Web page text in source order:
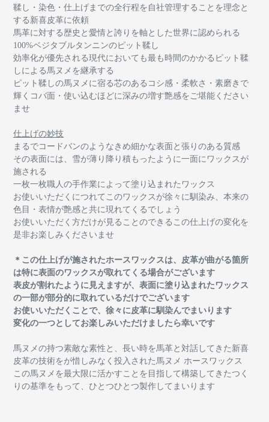
鞣し・染色・仕上げまでの全行程を自社管理することを理念と
する新喜皮革に依頼
馬革に対する歴史と愛情と誇りを軸とした世界に認められる
100%ベジタブルタンニンのピット鞣し
効率化が優先される現代においても最も時間のかかるピット鞣
しによる馬ヌメを継承する
ピット鞣しの馬ヌメに宿る芯のあるコシ感・柔軟さ・素磨きで
輝くコバ面・使い込むほどに深みの増す艶感をご堪能ください
ませ
仕上げの妙技
まるでコードバンのようなきめ細かな表面と張りのある質感
その表面には、雪が薄り降り積もったように一面にワックスが
施される
一枚一枚職人の手作業によって塗り込まれたワックス
お使いいただくにつれてこのワックスが徐々に馴染み、本来の
色目・表情が艶感と共に現れてくるでしょう
お使いいただく方だけが見ることのできるこの仕上げの変化を
是非お楽しみくださいませ
＊この仕上げが施されたホースワックスは、皮革が曲がる箇所
は特に表面のワックスが取れてくる場合がございます
表皮が割れたように見えますが、表面に塗り込まれたワックス
の一部が部分的に取れているだけでございます
お使いいただくことで、徐々に皮革に馴染んでまいります
変化の一つとしてお楽しみいただけましたら幸いです
馬ヌメの持つ素敵な素性と、長い時を馬革と対話してきた新喜
皮革の技術をが惜しみなく投入された馬ヌメ ホースワックス
この馬ヌメを最大限に活かすことを目指して構築してきたつく
りの基準をもって、ひとつひとつ製作してまいります